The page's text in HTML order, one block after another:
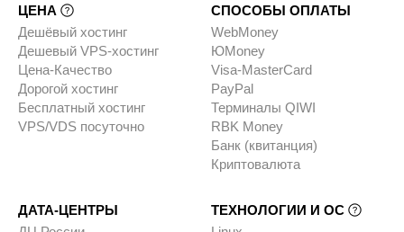
ЦЕНА
Дешёвый хостинг
Дешевый VPS-хостинг
Цена-Качество
Дорогой хостинг
Бесплатный хостинг
VPS/VDS посуточно
СПОСОБЫ ОПЛАТЫ
WebMoney
ЮMoney
Visa-MasterCard
PayPal
Терминалы QIWI
RBK Money
Банк (квитанция)
Криптовалюта
ДАТА-ЦЕНТРЫ
ТЕХНОЛОГИИ И ОС